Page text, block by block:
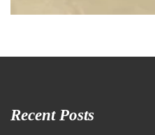
Recent Posts